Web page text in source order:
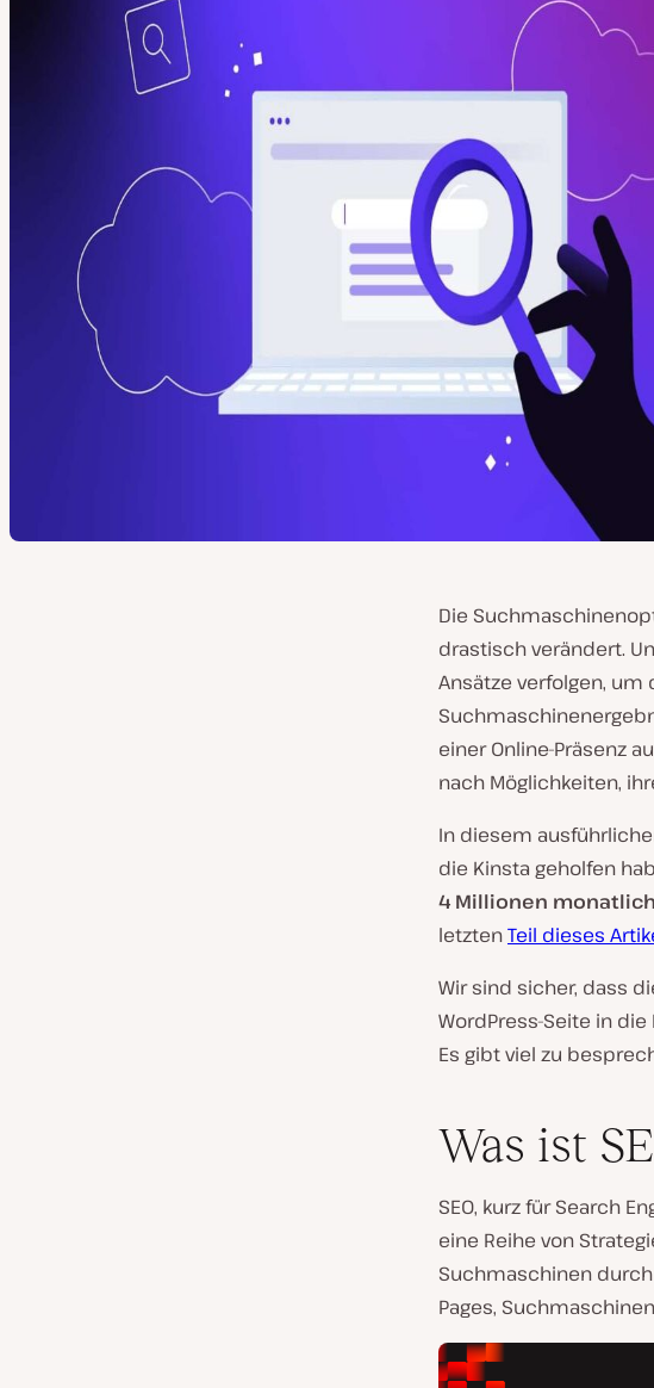
Die
drastisch verändert.
Ansätze verfolgen,
einer Online-Präsenz
nach Möglichkeiten,
In diesem
die Kinsta geholfen
4 Millionen
letztenTeil dieses
Wir sind sicher, dass
WordPress-Seite in
Es gibt viel zu
Was ist
SEO, kurz für Search
eine Reihe von
Suchmaschinen durch
Pages,